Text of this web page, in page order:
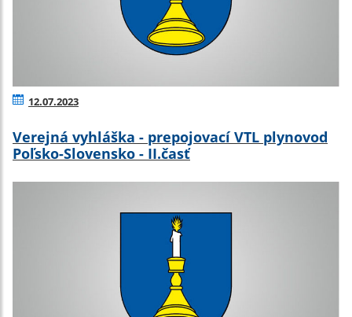
12.07.2023
Verejná vyhláška - prepojovací VTL plynovod
Poľsko-Slovensko - II.časť